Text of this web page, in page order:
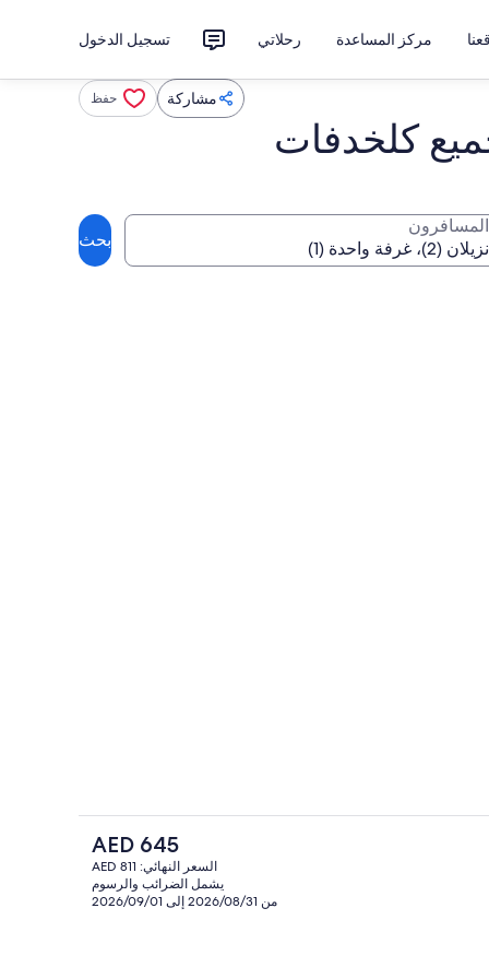
مركز المساعدة رحلاتي تسجيل الدخول
مشاركة حفظ
كلخدفات
المسافرون
بحث
مطعم
السعر
الحالي
هو
AED
AED 645
السعر النهائي: AED 811
يشمل الضرائب والرسوم
من 2026/08/31 إلى 2026/09/01